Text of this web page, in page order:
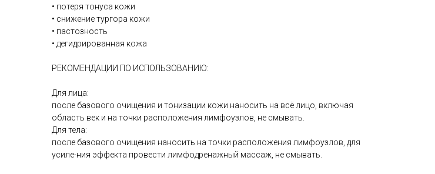
• потеря тонуса кожи
• снижение тургора кожи
• пастозность
• дегидрированная кожа
РЕКОМЕНДАЦИИ ПО ИСПОЛЬЗОВАНИЮ:
Для лица:
после базового очищения и тонизации кожи наносить на всё лицо, включая
область век и на точки расположения лимфоузлов, не смывать.
Для тела:
после базового очищения наносить на точки расположения лимфоузлов, для
усиле-ния эффекта провести лимфодренажный массаж, не смывать.